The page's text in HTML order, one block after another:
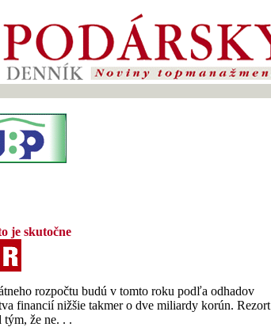
je skutočne
rozpočtu budú v tomto roku podľa odhadov
financií nižšie takmer o dve miliardy korún. Rezort
tým, že ne. . .